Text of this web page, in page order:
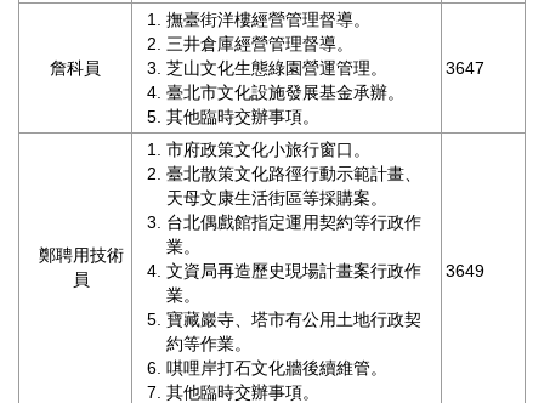
政
公
詹科員
撫臺街洋樓經營管理督導。
三井倉庫經營管理督導。
芝山文化生態綠園營運管理。
臺北市文化設施發展基金承辦。
其他臨時交辦事項。
3647
鄭聘用技術
員
市府政策文化小旅行窗口。
臺北散策文化路徑行動示範計畫、
天母文康生活街區等採購案。
台北偶戲館指定運用契約等行政作
業。
文資局再造歷史現場計畫案行政作
業。
寶藏巖寺、塔市有公用土地行政契
約等作業。
唭哩岸打石文化牆後續維管。
其他臨時交辦事項。
3649